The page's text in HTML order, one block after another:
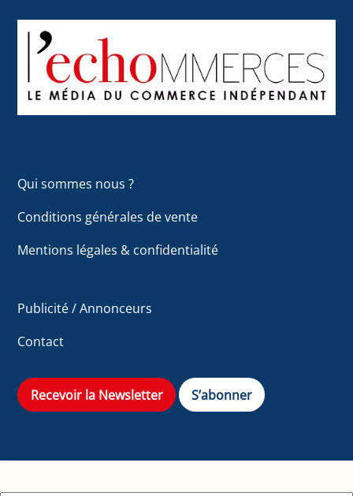
To
Top
Qui sommes nous ?
Conditions générales de vente
Mentions légales & confidentialité
Publicité / Annonceurs
Contact
Recevoir la Newsletter S’abonner